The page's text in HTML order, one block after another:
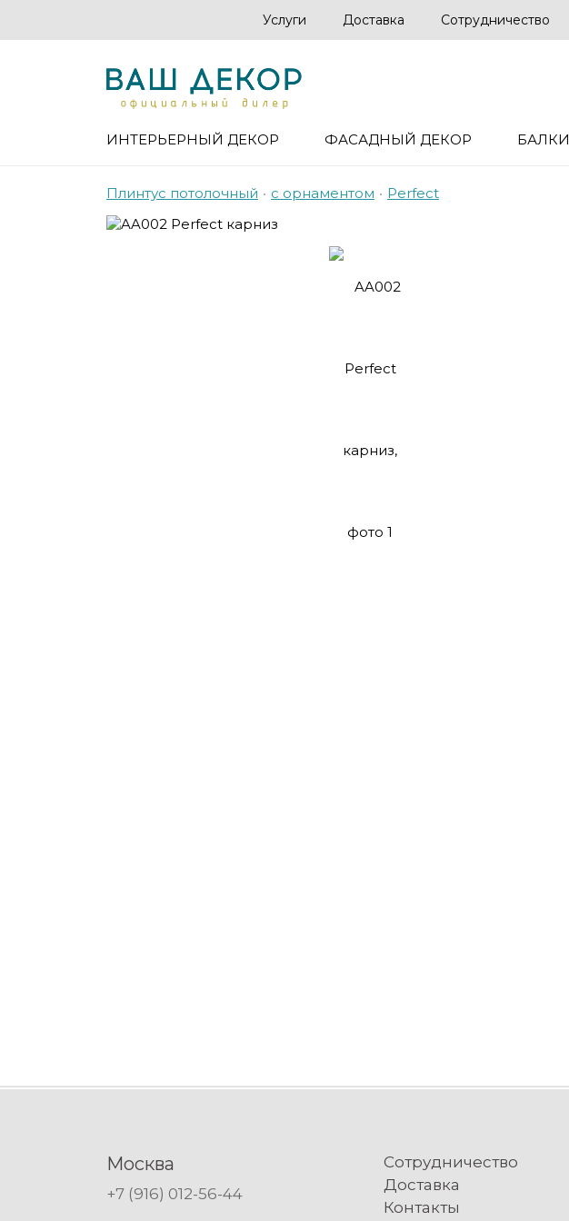
Услуги Доставка Сотрудничество
ИНТЕРЬЕРНЫЙ ДЕКОР ФАСАДНЫЙ ДЕКОР БАЛКИ
Плинтус потолочный • с орнаментом • Perfect
Москва
+7 (916) 012-56-44
Сотрудничество
Доставка
Контакты